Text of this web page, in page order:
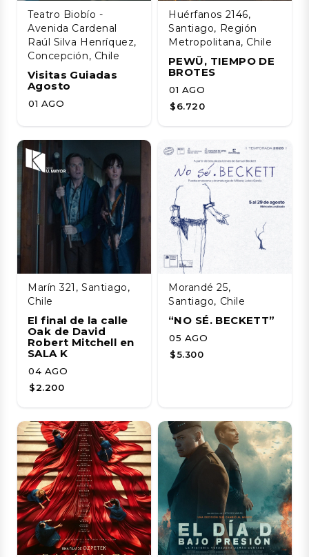
Teatro Biobío -
Avenida Cardenal
Raúl Silva Henríquez,
Concepción, Chile
Visitas Guiadas
Agosto
01 AGO
Huérfanos 2146,
Santiago, Región
Metropolitana, Chile
PEWÜ, TIEMPO DE
BROTES
01 AGO
$6.720
Marín 321, Santiago,
Chile
El final de la calle
Oak de David
Robert Mitchell en
SALA K
04 AGO
$2.200
Morandé 25,
Santiago, Chile
“NO SÉ. BECKETT”
05 AGO
$5.300